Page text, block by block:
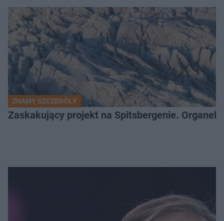
ZNAMY SZCZEGÓŁY
Zaskakujący projekt na Spitsbergenie.